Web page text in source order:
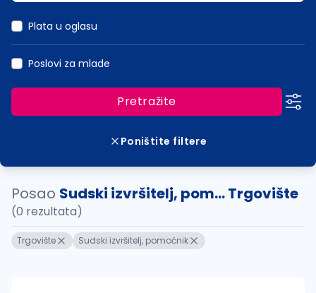
Plata u oglasu
Poslovi za mlade
Pretražite
Poništite filtere
Posao Sudski izvršitelj, pom... Trgovište
(0 rezultata)
Trgovište Sudski izvršitelj, pomoćnik